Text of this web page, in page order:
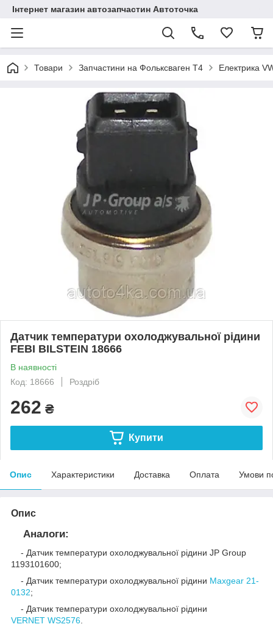
Інтернет магазин автозапчастин Автоточка
Товари Запчастини на Фольксваген Т4 Електрика
Датчик температури охолоджувальної рідини
FEBI BILSTEIN 18666
В наявності
Код: 18666
Роздріб
262 ₴
Купити
Опис Характеристики Доставка Оплата Умови
Опис
Аналоги:
- Датчик температури охолоджувальної рідини JP Group
1193101600;
- Датчик температури охолоджувальної рідини Maxgear 21-
0132;
- Датчик температури охолоджувальної рідини
VERNET WS2576